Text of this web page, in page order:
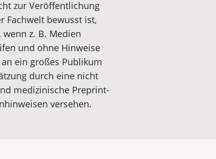
zur Veröffentlichung
Fachwelt bewusst ist,
z. B. Medien
und ohne Hinweise
ein großes Publikum
durch eine nicht
medizinische Preprint-
versehen.